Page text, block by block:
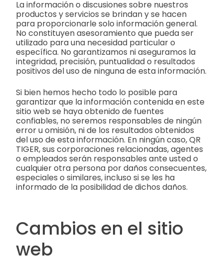
La información o discusiones sobre nuestros
productos y servicios se brindan y se hacen
para proporcionarle solo información general.
No constituyen asesoramiento que pueda ser
utilizado para una necesidad particular o
específica. No garantizamos ni aseguramos la
integridad, precisión, puntualidad o resultados
positivos del uso de ninguna de esta información.
Si bien hemos hecho todo lo posible para
garantizar que la información contenida en este
sitio web se haya obtenido de fuentes
confiables, no seremos responsables de ningún
error u omisión, ni de los resultados obtenidos
del uso de esta información. En ningún caso, QR
TIGER, sus corporaciones relacionadas, agentes
o empleados serán responsables ante usted o
cualquier otra persona por daños consecuentes,
especiales o similares, incluso si se les ha
informado de la posibilidad de dichos daños.
Cambios en el sitio
web